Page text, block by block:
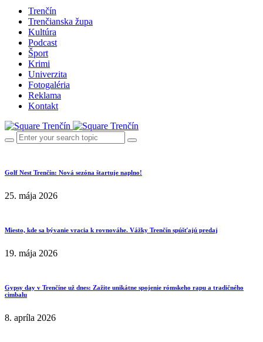
Trenčín
Trenčianska župa
Kultúra
Podcast
Šport
Krimi
Univerzita
Fotogaléria
Reklama
Kontakt
Golf Nest Trenčín: Nová sezóna štartuje naplno!
25. mája 2026
Miesto, kde sa bývanie vracia k rovnováhe. Vážky Trenčín spúšťajú predaj
19. mája 2026
Gypsy day v Trenčíne už dnes: Zažite unikátne spojenie rómskeho rapu a tradičného
cimbalu
8. apríla 2026